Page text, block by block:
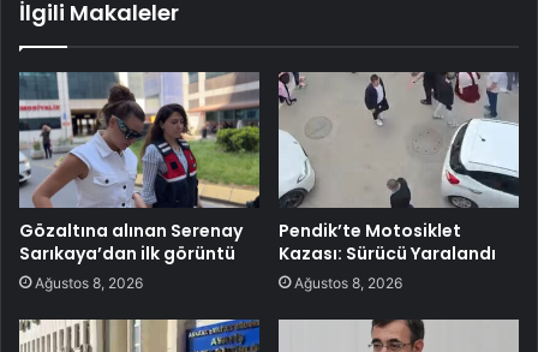
İlgili Makaleler
Gözaltına alınan Serenay
Sarıkaya’dan ilk görüntü
Ağustos 8, 2026
Pendik’te Motosiklet
Kazası: Sürücü Yaralandı
Ağustos 8, 2026